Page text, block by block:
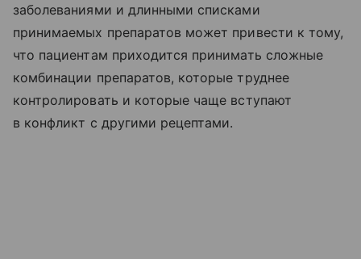
заболеваниями и длинными списками
принимаемых препаратов может привести к тому,
что пациентам приходится принимать сложные
комбинации препаратов, которые труднее
контролировать и которые чаще вступают
в конфликт с другими рецептами.